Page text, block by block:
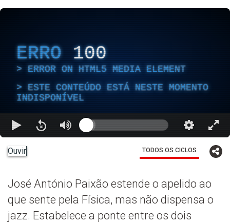
ERRO 100
ERROR ON HTML5 MEDIA ELEMENT
ESTE CONTEÚDO ESTÁ NESTE MOMENTO
INDISPONÍVEL
Ouvir TODOS OS CICLOS
José António Paixão estende o apelido ao
que sente pela Física, mas não dispensa o
jazz. Estabelece a ponte entre os dois